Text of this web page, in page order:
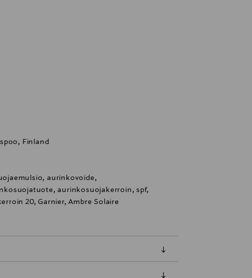
Finland
aurinkovoide,
aurinkosuojakerroin, spf,
20, Garnier, Ambre Solaire